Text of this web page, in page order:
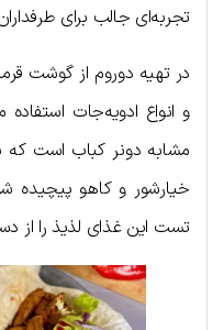
تجربه‌ای جالب برای
در تهیه دوروم از گوشت
و انواع ادویه‌جات
مشابه دونر کباب است که
خیارشور و کاهو پیچیده
تست این غذای لذیذ را از